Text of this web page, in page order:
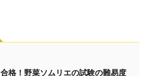
合格！野菜ソムリエの試験の難易度